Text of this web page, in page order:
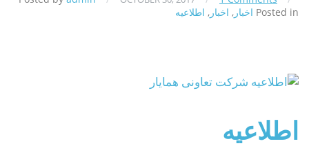
Posted in اخبار , اخبار , اطلاعیه
اطلاعیه